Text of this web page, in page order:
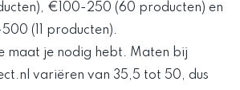
€100-250 (60 producten) en
(11 producten).
maat je nodig hebt. Maten bij
variëren van 35,5 tot 50, dus